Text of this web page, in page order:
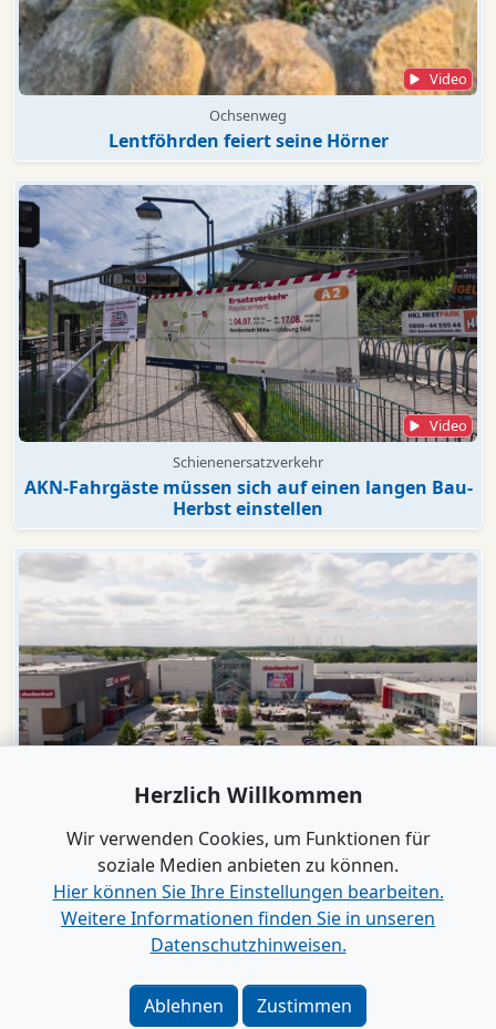
Video
Ochsenweg
Lentföhrden feiert seine Hörner
Video
Schienenersatzverkehr
AKN-Fahrgäste müssen sich auf einen langen Bau-
Herbst einstellen
dodenhof
dodenhof als Arbeitgeber in Kaltenkirchen
Alle Videos anzeigen
Verlag|Kontakt
|Datenschutz|Barrierefreiheit
Herzlich Willkommen
Wir verwenden Cookies, um Funktionen für
soziale Medien anbieten zu können.
Hier können Sie Ihre Einstellungen bearbeiten.
Weitere Informationen finden Sie in unseren
Datenschutzhinweisen.
Ablehnen Zustimmen